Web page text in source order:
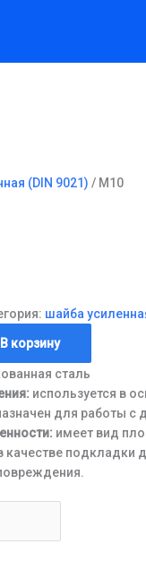
(DIN 9021) / М10
шайба
В корзину
сталь
используется в
для работы
имеет вид
качестве подкладки